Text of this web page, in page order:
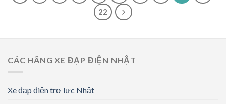
22
CÁC HÃNG XE ĐẠP ĐIỆN NHẬT
Xe đạp điện trợ lực Nhật